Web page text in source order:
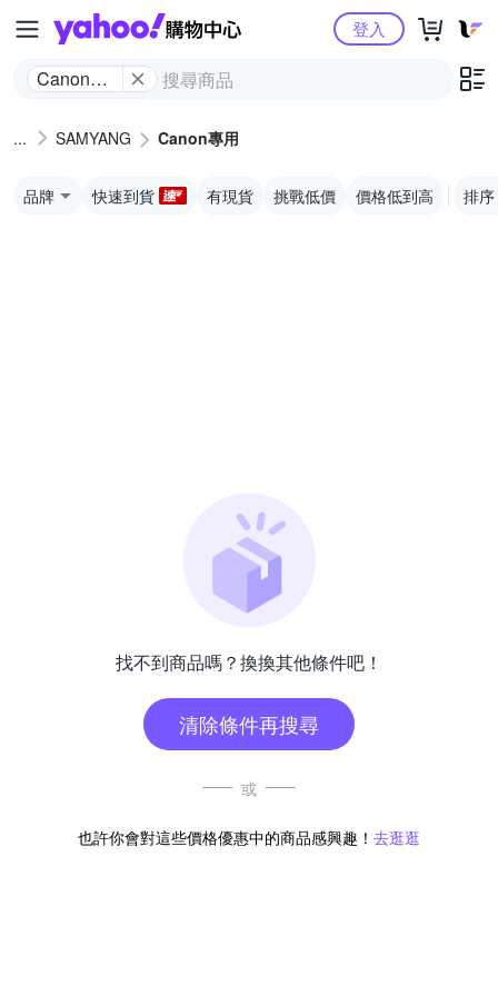
Yahoo購物中心
Canon專
登入
SAMYANG Canon專用
品牌 快速到貨 有現貨 挑戰低價 價格低到高 排序
找不到商品嗎？換換其他條件吧！
清除條件再搜尋
或
也許你會對這些價格優惠中的商品感興趣！ 去逛逛